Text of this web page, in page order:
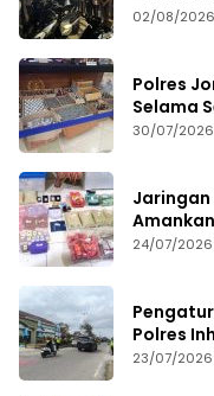
02/08/2026
Polres
Selama
30/07/2026
Jaringan
Bernilai
24/07/2026
Polres
23/07/2026